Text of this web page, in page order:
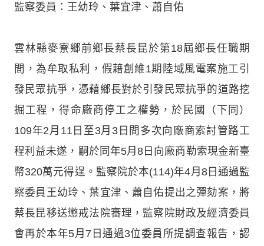
監察委員：王幼玲、葉宜津、蕭自佑
雲林縣麥寮鄉前鄉長蔡長昆於第18屆鄉長任職期
間，為牟取私利，假藉創維1期陸域風電案施工引
發民眾抗爭，憑藉鄉長對於引發民眾抗爭的道路挖
掘工程，得命廠商停工之權勢，於民國（下同）
109年2月11日至3月3日間多次向廠商索討管路工
程利益未遂，嗣於同年5月8日向廠商勒索現金新臺
幣320萬元得逞。監察院於本(114)年4月8日通過監
察委員王幼玲、葉宜津、蕭自佑提出之彈劾案，將
蔡長昆移送懲戒法院審理，監察院財政及經濟委員
會再於本年5月7日通過3位委員所提調查報告，認